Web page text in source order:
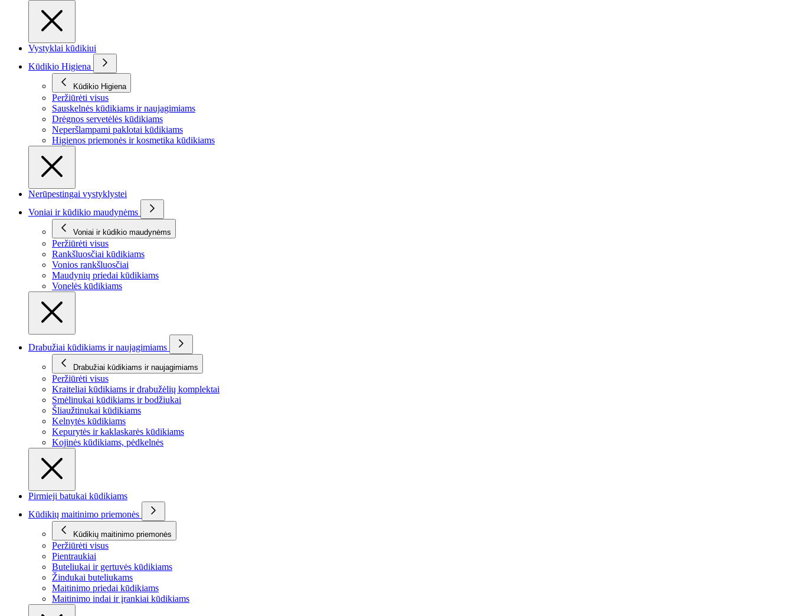
Vystyklai kūdikiui
Kūdikio Higiena
Kūdikio Higiena
Peržiūrėti visus
Sauskelnės kūdikiams ir naujagimiams
Drėgnos servetėlės kūdikiams
Neperšlampami paklotai kūdikiams
Higienos priemonės ir kosmetika kūdikiams
Nerūpestingai vystyklystei
Voniai ir kūdikio maudynėms
Voniai ir kūdikio maudynėms
Peržiūrėti visus
Rankšluosčiai kūdikiams
Vonios rankšluosčiai
Maudynių priedai kūdikiams
Vonelės kūdikiams
Drabužiai kūdikiams ir naujagimiams
Drabužiai kūdikiams ir naujagimiams
Peržiūrėti visus
Kraiteliai kūdikiams ir drabužėlių komplektai
Smėlinukai kūdikiams ir bodžiukai
Šliaužtinukai kūdikiams
Kelnytės kūdikiams
Kepurytės ir kaklaskarės kūdikiams
Kojinės kūdikiams, pėdkelnės
Pirmieji batukai kūdikiams
Kūdikių maitinimo priemonės
Kūdikių maitinimo priemonės
Peržiūrėti visus
Pientraukiai
Buteliukai ir gertuvės kūdikiams
Žindukai buteliukams
Maitinimo priedai kūdikiams
Maitinimo indai ir įrankiai kūdikiams